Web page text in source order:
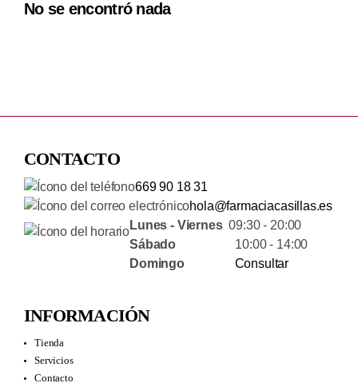
No se encontró nada
CONTACTO
669 90 18 31
hola@farmaciacasillas.es
Lunes - Viernes09:30 - 20:00
Sábado 10:00 - 14:00
Domingo
Consultar
INFORMACIÓN
Tienda
Servicios
Contacto